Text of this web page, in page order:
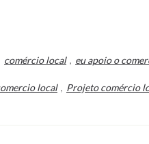
comércio local , eu apoio o
local , Projeto comércio